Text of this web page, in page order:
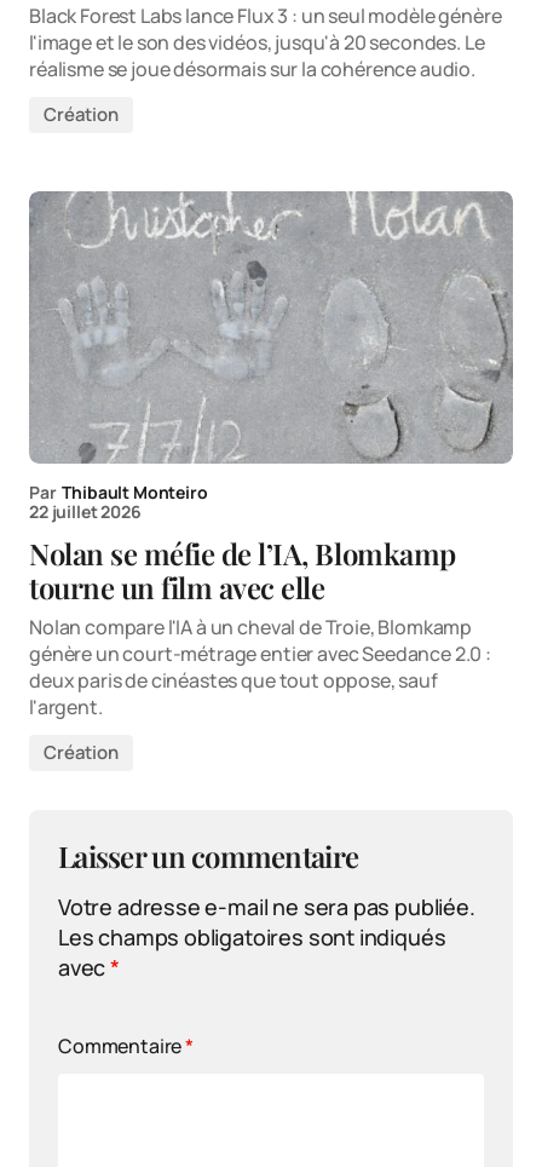
Black Forest Labs lance Flux 3 : un seul modèle génère
l'image et le son des vidéos, jusqu'à 20 secondes. Le
réalisme se joue désormais sur la cohérence audio.
Création
Par Thibault Monteiro
22 juillet 2026
Nolan se méfie de l’IA, Blomkamp
tourne un film avec elle
Nolan compare l'IA à un cheval de Troie, Blomkamp
génère un court-métrage entier avec Seedance 2.0 :
deux paris de cinéastes que tout oppose, sauf
l'argent.
Création
Laisser un commentaire
Votre adresse e-mail ne sera pas publiée.
Les champs obligatoires sont indiqués
avec*
Commentaire*